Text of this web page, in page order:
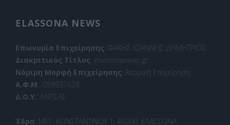
ELASSONA NEWS
Επωνυμία Επιχείρησης: ΦΑΚΗΣ ΙΩΑΝΝΗΣ ΔΗΜΗΤΡΙΟΣ
Διακριτικός Τίτλος: elassonanews.gr
Νόμιμη Μορφή Επιχείρησης: Ατομική Επιχείρηση
Α.Φ.Μ .: 059937628
Δ.Ο.Υ.: ΛΑΡΙΣΑΣ
Έδρα: ΜΕΓ. ΚΩΝΣΤΑΝΤΙΝΟΥ 1, 40200, ΕΛΑΣΣΟΝΑ